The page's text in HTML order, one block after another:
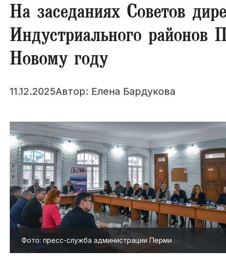
​На заседаниях Советов
Индустриального районов
Новому году
11.12.2025Автор: Елена Бардукова
Фото: пресс-служба администрации Перми